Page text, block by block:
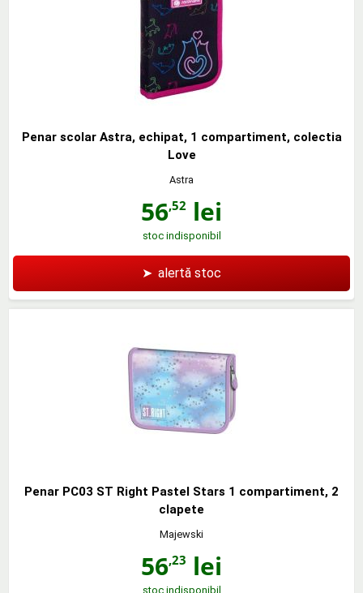
Penar scolar Astra, echipat, 1 compartiment, colectia
Love
Astra
56,52 lei
stoc indisponibil
➤ alertă stoc
Penar PC03 ST Right Pastel Stars 1 compartiment, 2
clapete
Majewski
56,23 lei
stoc indisponibil